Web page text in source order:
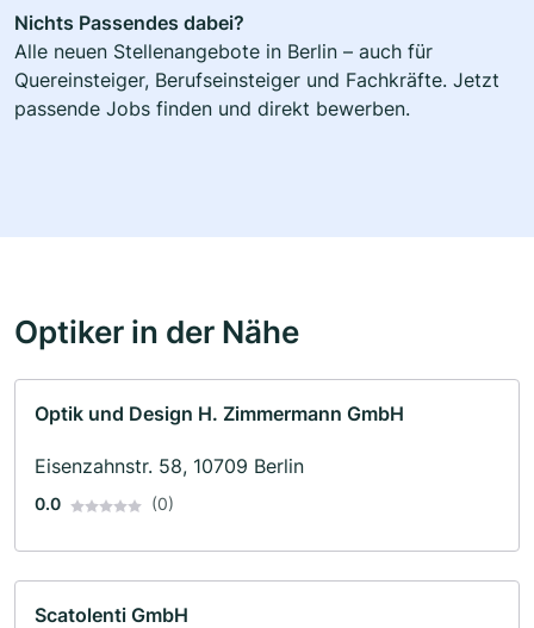
Nichts Passendes dabei?
Alle neuen Stellenangebote in Berlin – auch für
Quereinsteiger, Berufseinsteiger und Fachkräfte. Jetzt
passende Jobs finden und direkt bewerben.
Optiker in der Nähe
Optik und Design H. Zimmermann GmbH
Eisenzahnstr. 58, 10709 Berlin
0.0 (0)
Scatolenti GmbH